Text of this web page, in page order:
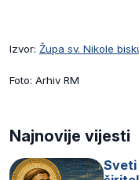
Izvor: Župa sv. Nikole
Foto: Arhiv RM
Najnovije vijesti
Sveti